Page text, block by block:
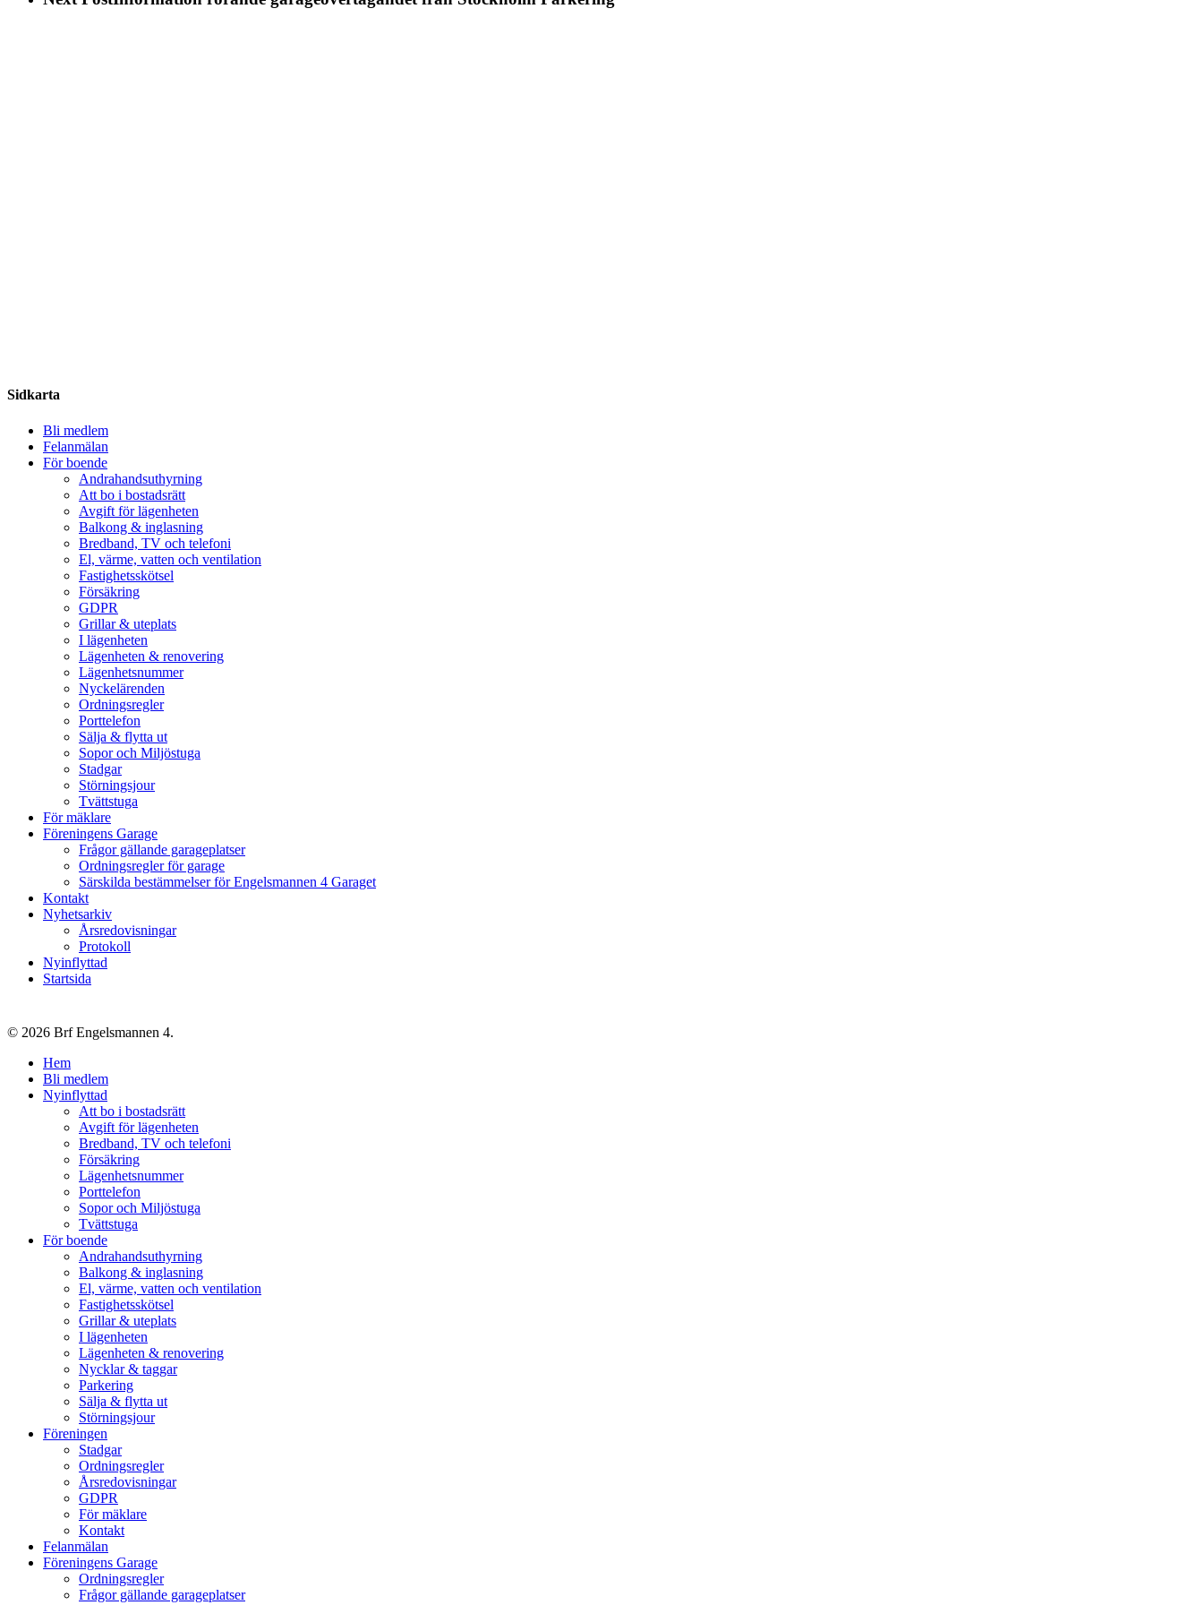
Share
Sidkarta
Bli medlem
Felanmälan
För boende
Andrahandsuthyrning
Att bo i bostadsrätt
Avgift för lägenheten
Balkong & inglasning
Bredband, TV och telefoni
El, värme, vatten och ventilation
Fastighetsskötsel
Försäkring
GDPR
Grillar & uteplats
I lägenheten
Lägenheten & renovering
Lägenhetsnummer
Nyckelärenden
Ordningsregler
Porttelefon
Sälja & flytta ut
Sopor och Miljöstuga
Stadgar
Störningsjour
Tvättstuga
För mäklare
Föreningens Garage
Frågor gällande garageplatser
Ordningsregler för garage
Särskilda bestämmelser för Engelsmannen 4 Garaget
Kontakt
Nyhetsarkiv
Årsredovisningar
Protokoll
Nyinflyttad
Startsida
© 2026 Brf Engelsmannen 4.
Close
Menu
Hem
Bli medlem
Nyinflyttad
Att bo i bostadsrätt
Avgift för lägenheten
Bredband, TV och telefoni
Försäkring
Lägenhetsnummer
Porttelefon
Sopor och Miljöstuga
Tvättstuga
För boende
Andrahandsuthyrning
Balkong & inglasning
El, värme, vatten och ventilation
Fastighetsskötsel
Grillar & uteplats
I lägenheten
Lägenheten & renovering
Nycklar & taggar
Parkering
Sälja & flytta ut
Störningsjour
Föreningen
Stadgar
Ordningsregler
Årsredovisningar
GDPR
För mäklare
Kontakt
Felanmälan
Föreningens Garage
Ordningsregler
Frågor gällande garageplatser